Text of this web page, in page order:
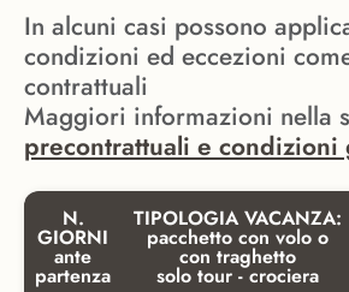
In alcuni casi possono
condizioni ed eccezioni
contrattuali
Maggiori informazioni nella
precontrattuali e condizioni
N.
GIORNI
ante
partenza
TIPOLOGIA VACANZA:
pacchetto con volo o
con traghetto
solo tour - crociera